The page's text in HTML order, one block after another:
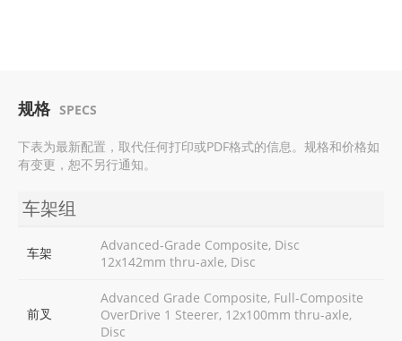
规格 SPECS
下表为最新配置，取代任何打印或PDF格式的信息。规格和价格如
有变更，恕不另行通知。
车架组
车架
Advanced-Grade Composite, Disc
12x142mm thru-axle, Disc
前叉
Advanced Grade Composite, Full-Composite
OverDrive 1 Steerer, 12x100mm thru-axle,
Disc